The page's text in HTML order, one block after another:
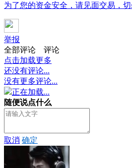
为了您的资金安全，请见面交易，
举报
全部评论
评论
点击加载更多
还没有评论...
没有更多评论...
正在加载...
随便说点什么
取消 确定